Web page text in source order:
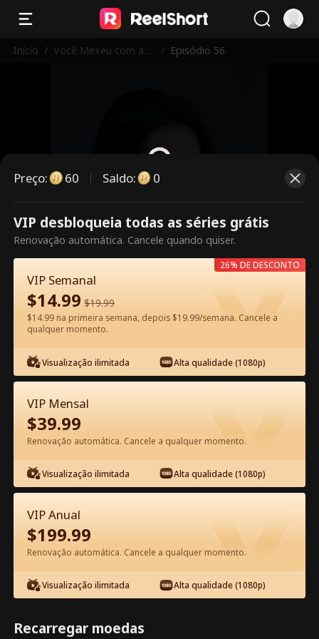
Início / Você Mexeu com as I
/ Episódio 56
Este episódio é pago. Desbloqueie
para assistir.
60
Episódio 56 - Você Mexeu com as
Irmãs Erradas Filme completo
1-50 51-61 Todos os episódios
56 57 59 60
Preço: 60 Saldo: 0
VIP desbloqueia todas as séries grátis
Renovação automática. Cancele quando quiser.
VIP Semanal
$14.99 $19.99
$14.99 na primeira semana, depois $19.99/semana. Cancele a
qualquer momento.
Visualização ilimitada Alta qualidade (1080p)
26% DE DESCONTO
VIP Mensal
$39.99
Renovação automática. Cancele a qualquer momento.
Visualização ilimitada Alta qualidade (1080p)
VIP Anual
$199.99
Renovação automática. Cancele a qualquer momento.
Visualização ilimitada Alta qualidade (1080p)
Recarregar moedas